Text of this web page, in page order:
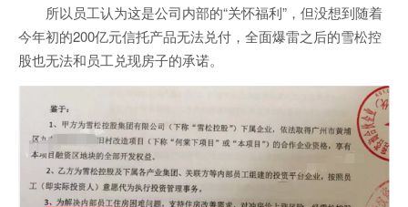
所以员工认为这是公司内部的“关怀福利”，但没想到随着
今年初的200亿元信托产品无法兑付，全面爆雷之后的雪松控
股也无法和员工兑现房子的承诺。